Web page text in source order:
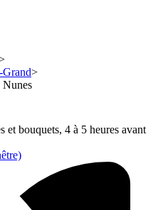
Grand
Nunes
et bouquets, 4 à 5 heures avant